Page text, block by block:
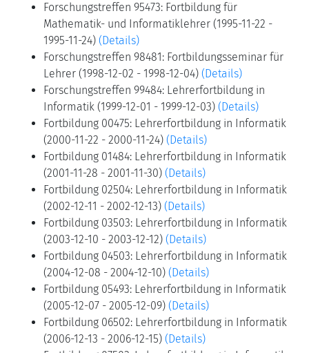
Forschungstreffen 95473: Fortbildung für
Mathematik- und Informatiklehrer (1995-11-22 -
1995-11-24) (Details)
Forschungstreffen 98481: Fortbildungsseminar für
Lehrer (1998-12-02 - 1998-12-04) (Details)
Forschungstreffen 99484: Lehrerfortbildung in
Informatik (1999-12-01 - 1999-12-03) (Details)
Fortbildung 00475: Lehrerfortbildung in Informatik
(2000-11-22 - 2000-11-24) (Details)
Fortbildung 01484: Lehrerfortbildung in Informatik
(2001-11-28 - 2001-11-30) (Details)
Fortbildung 02504: Lehrerfortbildung in Informatik
(2002-12-11 - 2002-12-13) (Details)
Fortbildung 03503: Lehrerfortbildung in Informatik
(2003-12-10 - 2003-12-12) (Details)
Fortbildung 04503: Lehrerfortbildung in Informatik
(2004-12-08 - 2004-12-10) (Details)
Fortbildung 05493: Lehrerfortbildung in Informatik
(2005-12-07 - 2005-12-09) (Details)
Fortbildung 06502: Lehrerfortbildung in Informatik
(2006-12-13 - 2006-12-15) (Details)